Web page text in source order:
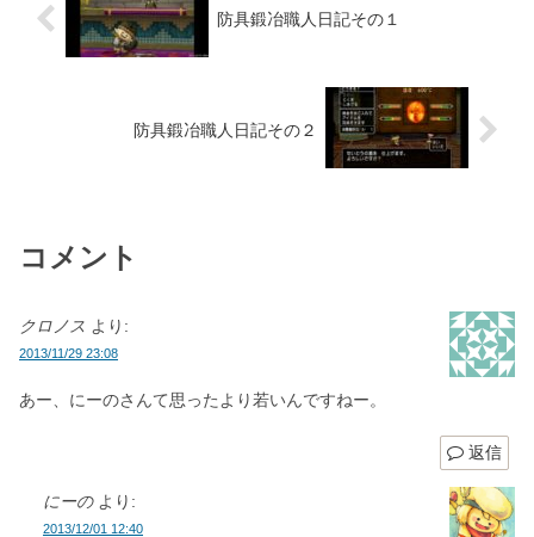
防具鍛冶職人日記その１
防具鍛冶職人日記その２
コメント
クロノス より:
2013/11/29 23:08
あー、にーのさんて思ったより若いんですねー。
返信
にーの より:
2013/12/01 12:40